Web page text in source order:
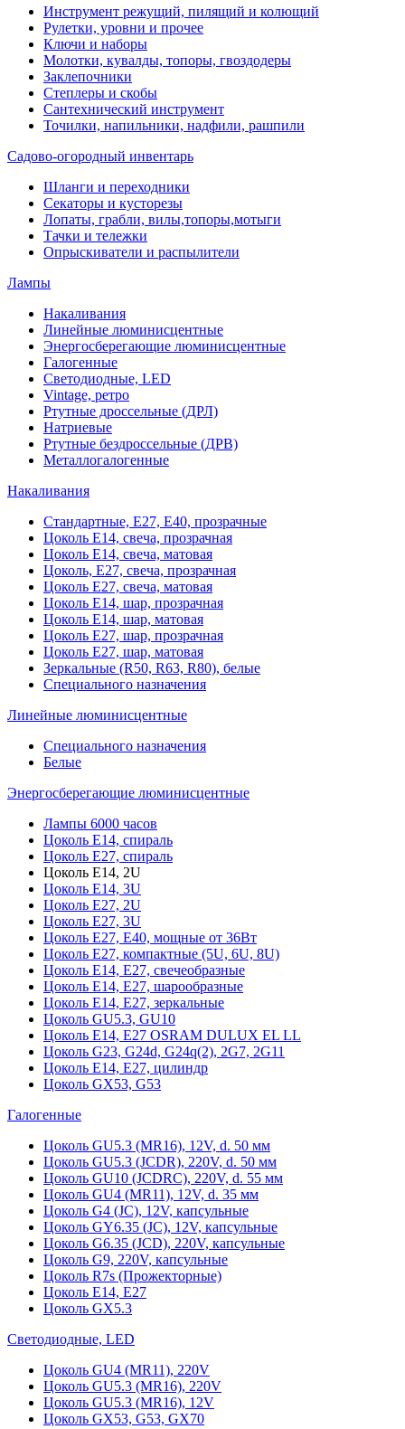
Инструмент режущий, пилящий и колющий
Рулетки, уровни и прочее
Ключи и наборы
Молотки, кувалды, топоры, гвоздодеры
Заклепочники
Степлеры и скобы
Сантехнический инструмент
Точилки, напильники, надфили, рашпили
Садово-огородный инвентарь
Шланги и переходники
Секаторы и кусторезы
Лопаты, грабли, вилы,топоры,мотыги
Тачки и тележки
Опрыскиватели и распылители
Лампы
Накаливания
Линейные люминисцентные
Энергосберегающие люминисцентные
Галогенные
Светодиодные, LED
Vintage, ретро
Ртутные дроссельные (ДРЛ)
Натриевые
Ртутные бездроссельные (ДРВ)
Металлогалогенные
Накаливания
Стандартные, Е27, Е40, прозрачные
Цоколь Е14, свеча, прозрачная
Цоколь Е14, свеча, матовая
Цоколь, Е27, свеча, прозрачная
Цоколь Е27, свеча, матовая
Цоколь Е14, шар, прозрачная
Цоколь Е14, шар, матовая
Цоколь Е27, шар, прозрачная
Цоколь Е27, шар, матовая
Зеркальные (R50, R63, R80), белые
Специального назначения
Линейные люминисцентные
Специального назначения
Белые
Энергосберегающие люминисцентные
Лампы 6000 часов
Цоколь Е14, спираль
Цоколь Е27, спираль
Цоколь Е14, 2U
Цоколь Е14, 3U
Цоколь Е27, 2U
Цоколь Е27, 3U
Цоколь Е27, Е40, мощные от 36Вт
Цоколь Е27, компактные (5U, 6U, 8U)
Цоколь Е14, Е27, свечеобразные
Цоколь Е14, Е27, шарообразные
Цоколь Е14, Е27, зеркальные
Цоколь GU5.3, GU10
Цоколь Е14, Е27 OSRAM DULUX EL LL
Цоколь G23, G24d, G24q(2), 2G7, 2G11
Цоколь Е14, Е27, цилиндр
Цоколь GX53, G53
Галогенные
Цоколь GU5.3 (MR16), 12V, d. 50 мм
Цоколь GU5.3 (JCDR), 220V, d. 50 мм
Цоколь GU10 (JCDRC), 220V, d. 55 мм
Цоколь GU4 (MR11), 12V, d. 35 мм
Цоколь G4 (JC), 12V, капсульные
Цоколь GY6.35 (JC), 12V, капсульные
Цоколь G6.35 (JCD), 220V, капсульные
Цоколь G9, 220V, капсульные
Цоколь R7s (Прожекторные)
Цоколь E14, E27
Цоколь GX5.3
Светодиодные, LED
Цоколь GU4 (MR11), 220V
Цоколь GU5.3 (MR16), 220V
Цоколь GU5.3 (MR16), 12V
Цоколь GX53, G53, GX70